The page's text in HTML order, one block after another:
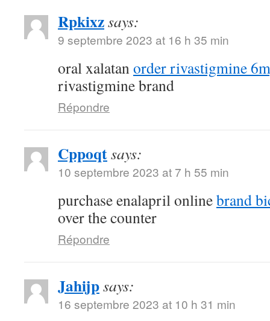
Rpkixzsays:
9 septembre 2023 at 16 h 35 min
oral xalatanorder rivastigmine
rivastigmine brand
Répondre
Cppoqtsays:
10 septembre 2023 at 7 h 55 min
purchase enalapril onlinebrand
over the counter
Répondre
Jahijpsays:
16 septembre 2023 at 10 h 31 min